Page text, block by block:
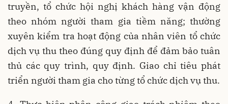
truyền, tổ chức hội nghị khách hàng vận động
theo nhóm người tham gia tiềm năng; thường
xuyên kiểm tra hoạt động của nhân viên tổ chức
dịch vụ thu theo đúng quy định để đảm bảo tuân
thủ các quy trình, quy định. Giao chỉ tiêu phát
triển người tham gia cho từng tổ chức dịch vụ thu.